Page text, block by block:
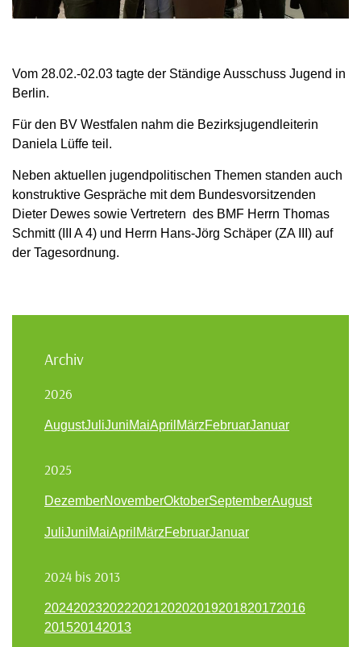
Vom 28.02.-02.03 tagte der Ständige Ausschuss Jugend in
Berlin.
Für den BV Westfalen nahm die Bezirksjugendleiterin
Daniela Lüffe teil.
Neben aktuellen jugendpolitischen Themen standen auch
konstruktive Gespräche mit dem Bundesvorsitzenden
Dieter Dewes sowie Vertretern des BMF Herrn Thomas
Schmitt (III A 4) und Herrn Hans-Jörg Schäper (ZA III) auf
der Tagesordnung.
Archiv
2026
AugustJuliJuniMaiApril MärzFebruarJanuar
2025
DezemberNovemberOktoberSeptemberAugust
JuliJuniMaiApril MärzFebruarJanuar
2024 bis 2013
202420232022202120202019201820172016
201520142013